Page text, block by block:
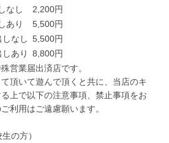
なし
2,200円
あり
5,500円
なし 5,500円
あり
8,800円
営業届出済店です。
頂いて遊んで頂くと共に、当店のキ
上で以下の注意事項、禁止事項をお
利用はご遠慮願います。
の方）